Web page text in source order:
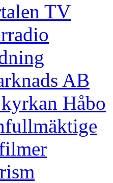
TV
AB
Håbo